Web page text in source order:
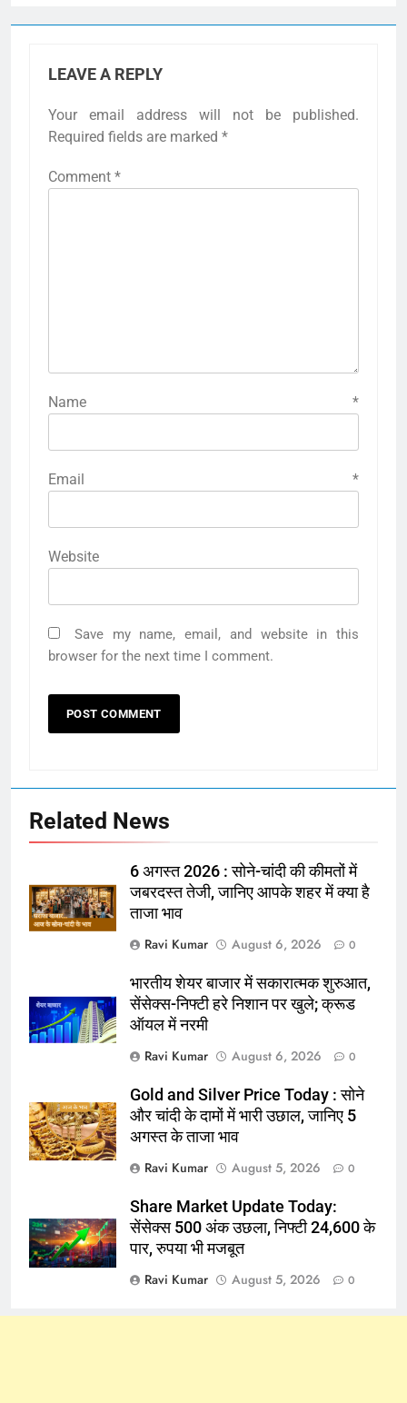
LEAVE A REPLY
Your email address will not be published.
Required fields are marked *
Comment *
Name *
Email *
Website
Save my name, email, and website in this
browser for the next time I comment.
Related News
6 अगस्त 2026 : सोने-चांदी की कीमतों में
जबरदस्त तेजी, जानिए आपके शहर में क्या है
ताजा भाव
Ravi Kumar
August 6, 2026 0
भारतीय शेयर बाजार में सकारात्मक शुरुआत,
सेंसेक्स-निफ्टी हरे निशान पर खुले; क्रूड
ऑयल में नरमी
Ravi Kumar
August 6, 2026 0
Gold and Silver Price Today : सोने
और चांदी के दामों में भारी उछाल, जानिए 5
अगस्त के ताजा भाव
Ravi Kumar
August 5, 2026 0
Share Market Update Today:
सेंसेक्स 500 अंक उछला, निफ्टी 24,600 के
पार, रुपया भी मजबूत
Ravi Kumar
August 5, 2026 0